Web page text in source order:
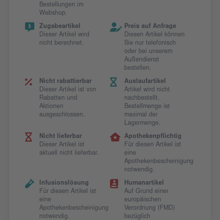
Bestellungen im
Webshop.
Zugabeartikel
Dieser Artikel wird
nicht berechnet.
Preis auf Anfrage
Diesen Artikel können
Sie nur telefonisch
oder bei unserem
Außendienst
bestellen.
Nicht rabattierbar
Dieser Artikel ist von
Rabatten und
Aktionen
ausgeschlossen.
Auslaufartikel
Artikel wird nicht
nachbestellt.
Bestellmenge ist
maximal der
Lagermenge.
Nicht lieferbar
Dieser Artikel ist
aktuell nicht lieferbar.
Apothekenpflichtig
Für diesen Artikel ist
eine
Apothekenbescheinigung
notwendig.
Infusionslösung
Für diesen Artikel ist
eine
Apothekenbescheinigung
notwendig.
Humanartikel
Auf Grund einer
europäischen
Verordnung (FMD)
bezüglich